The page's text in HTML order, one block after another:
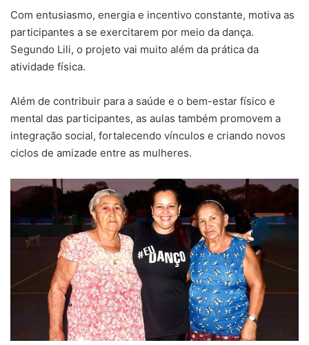
Com entusiasmo, energia e incentivo constante, motiva as
participantes a se exercitarem por meio da dança.
Segundo Lili, o projeto vai muito além da prática da
atividade física.
Além de contribuir para a saúde e o bem-estar físico e
mental das participantes, as aulas também promovem a
integração social, fortalecendo vínculos e criando novos
ciclos de amizade entre as mulheres.